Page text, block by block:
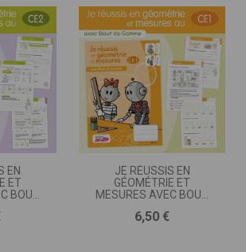
EN
ET
BOUT
JE RÉUSSIS EN
GÉOMÉTRIE ET
MESURES AVEC BOUT
Prix
6,50 €